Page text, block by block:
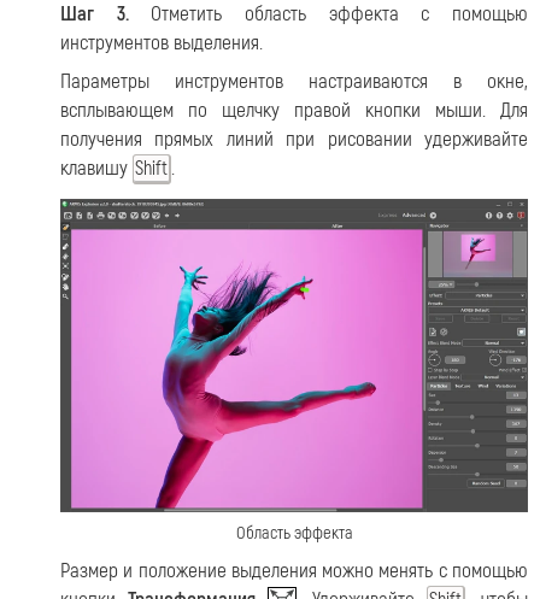
Шаг 3.Отметить область эффекта с помощью
инструментов выделения.
Параметры инструментов настраиваются в окне,
всплывающем по щелчку правой кнопки мыши. Для
получения прямых линий при рисовании удерживайте
клавишу Shift .
Область эффекта
Размер и положение выделения можно менять с помощью